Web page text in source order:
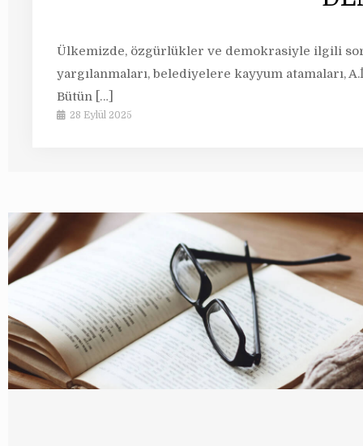
Ülkemizde, özgürlükler ve demokrasiyle ilgili
yargılanmaları, belediyelere kayyum atamaları,
Bütün […]
28 Eylül 2025